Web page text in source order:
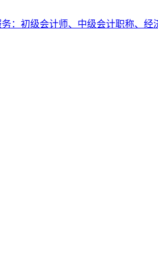
：初级会计师、中级会计职称、